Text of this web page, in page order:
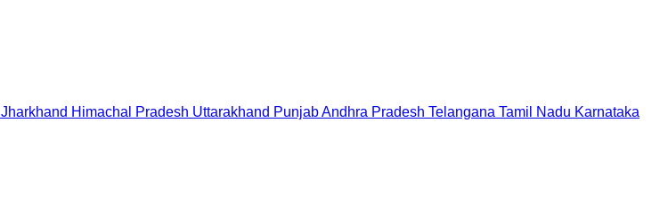
Jharkhand Himachal Pradesh Uttarakhand PunjabAndhra Pradesh Telangana Tamil Nadu Karnataka